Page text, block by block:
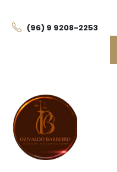
(96) 9 9208-2253